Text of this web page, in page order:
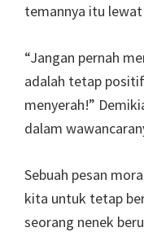
temannya itu
“Jangan pernah
adalah tetap
menyerah!”
dalam
Sebuah pesan
kita untuk tetap
seorang nenek